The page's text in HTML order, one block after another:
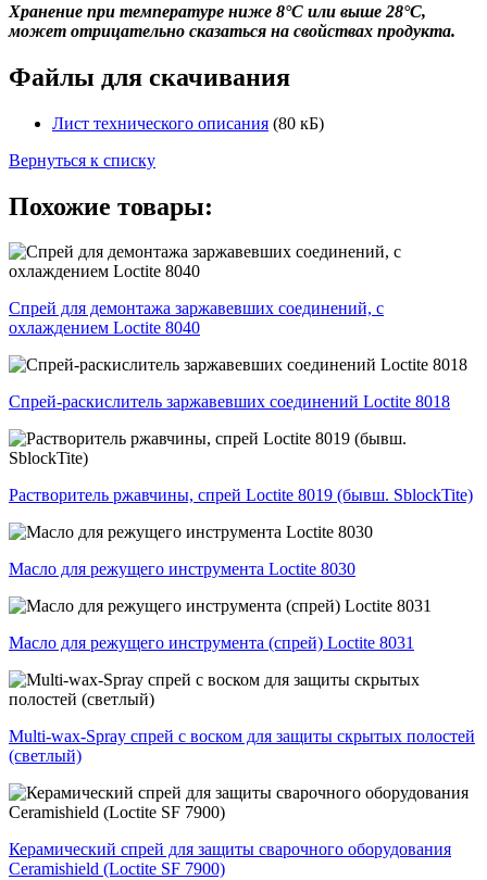
Хранение при температуре ниже 8°C или выше 28°C,
может отрицательно сказаться на свойствах продукта.
Файлы для скачивания
Лист технического описания (80 кБ)
Вернуться к списку
Похожие товары:
Спрей для демонтажа заржавевших соединений, с
охлаждением Loctite 8040
Спрей-раскислитель заржавевших соединений Loctite 8018
Растворитель ржавчины, спрей Loctite 8019 (бывш. SblockTite)
Масло для режущего инструмента Loctite 8030
Масло для режущего инструмента (спрей) Loctite 8031
Multi-wax-Spray спрей с воском для защиты скрытых полостей
(светлый)
Керамический спрей для защиты сварочного оборудования
Ceramishield (Loctite SF 7900)